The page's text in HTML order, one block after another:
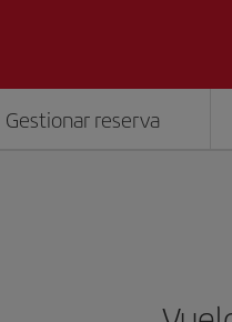
Gestionar reserva